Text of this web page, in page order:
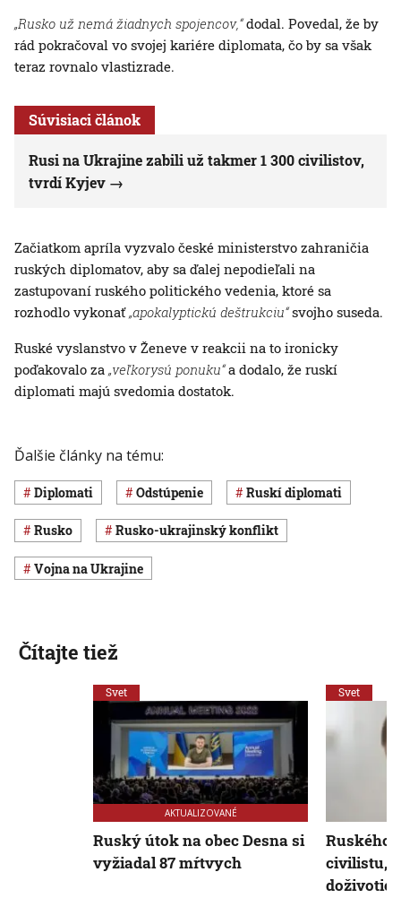
„Rusko už nemá žiadnych spojencov,“dodal. Povedal, že by
rád pokračoval vo svojej kariére diplomata, čo by sa však
teraz rovnalo vlastizrade.
Súvisiaci článok
Rusi na Ukrajine zabili už takmer 1 300 civilistov,
tvrdí Kyjev
Začiatkom apríla vyzvalo české ministerstvo zahraničia
ruských diplomatov, aby sa ďalej nepodieľali na
zastupovaní ruského politického vedenia, ktoré sa
rozhodlo vykonať„apokalyptickú deštrukciu“svojho suseda.
Ruské vyslanstvo v Ženeve v reakcii na to ironicky
poďakovalo za „veľkorysú ponuku“a dodalo, že ruskí
diplomati majú svedomia dostatok.
Ďalšie články na tému:
diplomati odstúpenie ruskí diplomati
Rusko rusko-ukrajinský konflikt
vojna na Ukrajine
Čítajte tiež
Svet
AKTUALIZOVANÉ
Ruský útok na obec Desna si
vyžiadal 87 mŕtvych
Svet
Ruského
civilistu,
doživotie